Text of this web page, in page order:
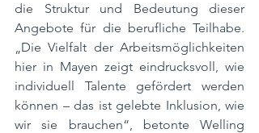
die Struktur und Bedeutung dieser
Angebote für die berufliche Teilhabe.
„Die Vielfalt der Arbeitsmöglichkeiten
hier in Mayen zeigt eindrucksvoll, wie
individuell Talente gefördert werden
können – das ist gelebte Inklusion, wie
wir sie brauchen“, betonte Welling